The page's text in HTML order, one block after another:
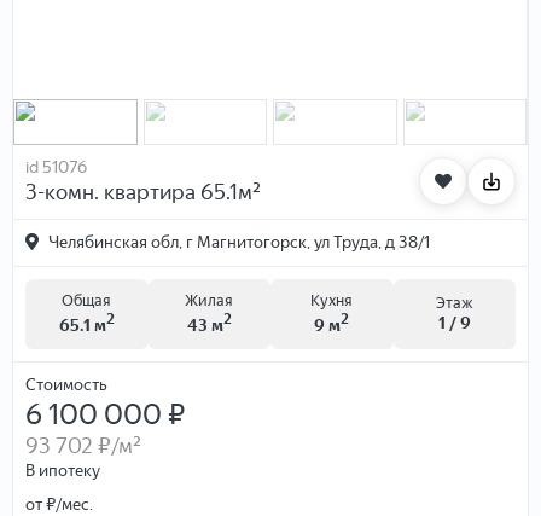
id 51076
3-комн. квартира 65.1м²
Челябинская обл, г Магнитогорск, ул Труда, д 38/1
Общая
65.1 м2
Жилая
43 м2
Кухня
9 м2
Этаж
1 / 9
Стоимость
6 100 000 ₽
93 702 ₽/м²
В ипотеку
от₽/мес.